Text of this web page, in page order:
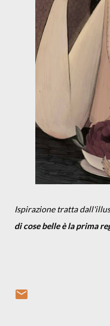
Ispirazione tratta
di cose belle è la prima